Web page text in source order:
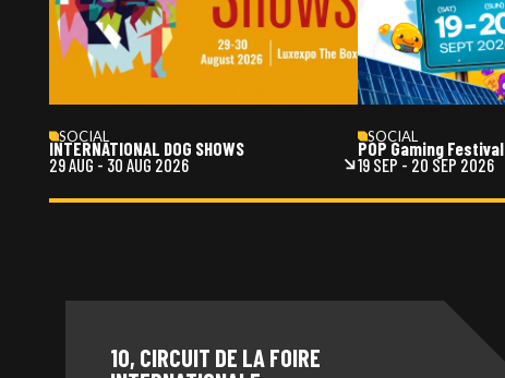
SOCIAL
INTERNATIONAL DOG SHOWS
29 AUG - 30 AUG 2026
SOCIAL
POP Gaming Festival
19 SEP - 20 SEP 2026
10, CIRCUIT DE LA FOIRE